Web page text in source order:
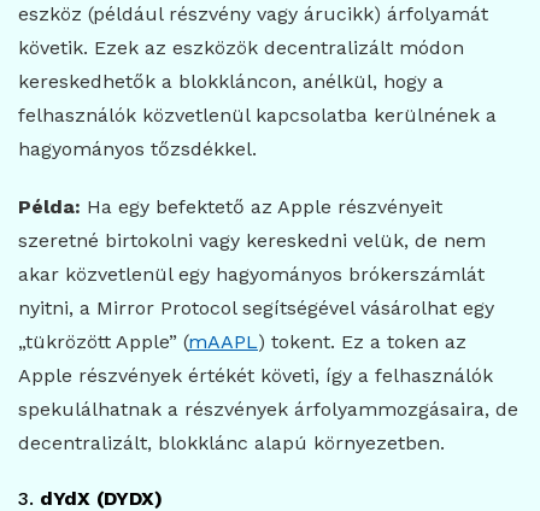
eszköz (például részvény vagy árucikk) árfolyamát
követik. Ezek az eszközök decentralizált módon
kereskedhetők a blokkláncon, anélkül, hogy a
felhasználók közvetlenül kapcsolatba kerülnének a
hagyományos tőzsdékkel.
Példa: Ha egy befektető az Apple részvényeit
szeretné birtokolni vagy kereskedni velük, de nem
akar közvetlenül egy hagyományos brókerszámlát
nyitni, a Mirror Protocol segítségével vásárolhat egy
„tükrözött Apple” (mAAPL) tokent. Ez a token az
Apple részvények értékét követi, így a felhasználók
spekulálhatnak a részvények árfolyammozgásaira, de
decentralizált, blokklánc alapú környezetben.
3. dYdX (DYDX)